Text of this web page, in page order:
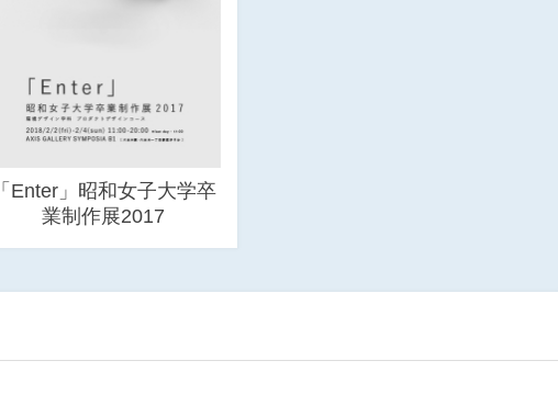
「Enter」昭和女子大学卒
業制作展2017